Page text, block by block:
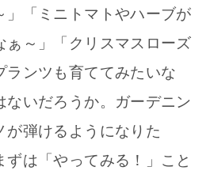
」「ミニトマトやハーブが
ぁ～」「クリスマスローズ
ランツも育ててみたいな
ないだろうか。ガーデニン
が弾けるようになりた
ずは「やってみる！」こと